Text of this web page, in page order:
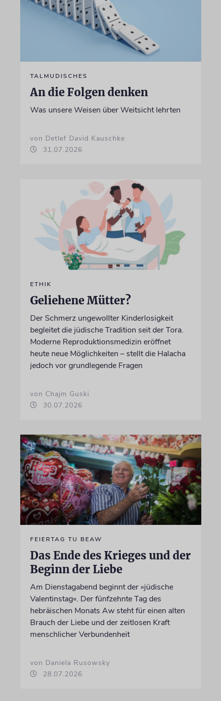
TALMUDISCHES
An die Folgen denken
Was unsere Weisen über Weitsicht lehrten
von Detlef David Kauschke
31.07.2026
ETHIK
Geliehene Mütter?
Der Schmerz ungewollter Kinderlosigkeit
begleitet die jüdische Tradition seit der Tora.
Moderne Reproduktionsmedizin eröffnet
heute neue Möglichkeiten – stellt die Halacha
jedoch vor grundlegende Fragen
von Chajm Guski
30.07.2026
FEIERTAG TU BEAW
Das Ende des Krieges und der
Beginn der Liebe
Am Dienstagabend beginnt der »jüdische
Valentinstag«. Der fünfzehnte Tag des
hebräischen Monats Aw steht für einen alten
Brauch der Liebe und der zeitlosen Kraft
menschlicher Verbundenheit
von Daniela Rusowsky
28.07.2026